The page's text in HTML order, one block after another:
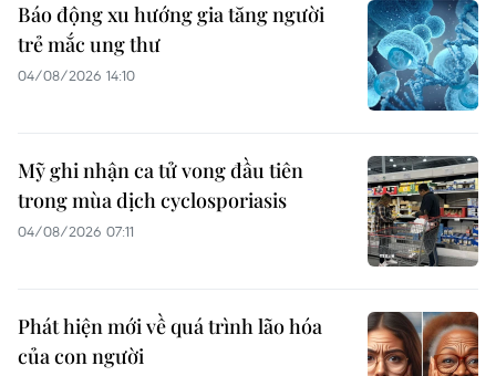
Báo động xu hướng gia tăng người
trẻ mắc ung thư
04/08/2026 14:10
Mỹ ghi nhận ca tử vong đầu tiên
trong mùa dịch cyclosporiasis
04/08/2026 07:11
Phát hiện mới về quá trình lão hóa
của con người